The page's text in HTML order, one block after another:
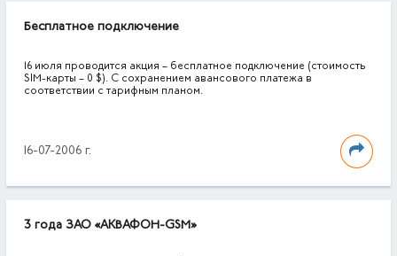
Бесплатное подключение
16 июля проводится акция – бесплатное подключение (стоимость
SIM-карты – 0 $). С сохранением авансового платежа в
соответствии с тарифным планом.
16-07-2006 г.
3 года ЗАО «АКВАФОН-GSM»